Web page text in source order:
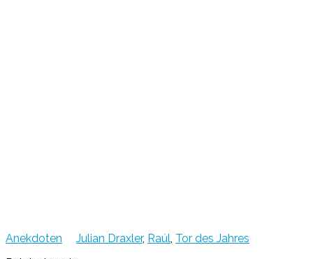
Anekdoten Julian Draxler, Raúl Tor des Jahres